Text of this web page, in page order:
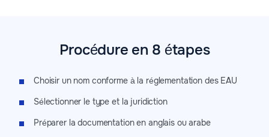
Procédure en 8 étapes
Choisir un nom conforme à la réglementation des EAU
Sélectionner le type et la juridiction
Préparer la documentation en anglais ou arabe